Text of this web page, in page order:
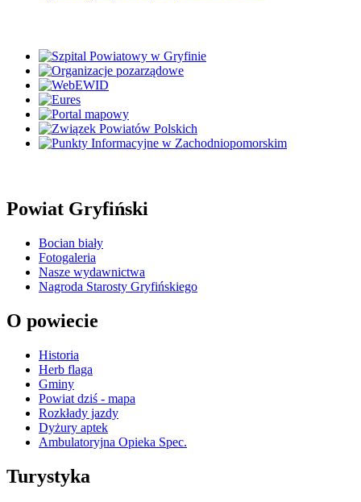
Powiat Gryfiński
Bocian biały
Fotogaleria
Nasze wydawnictwa
Nagroda Starosty Gryfińskiego
O powiecie
Historia
Herb flaga
Gminy
Powiat dziś - mapa
Rozkłady jazdy
Dyżury aptek
Ambulatoryjna Opieka Spec.
Turystyka